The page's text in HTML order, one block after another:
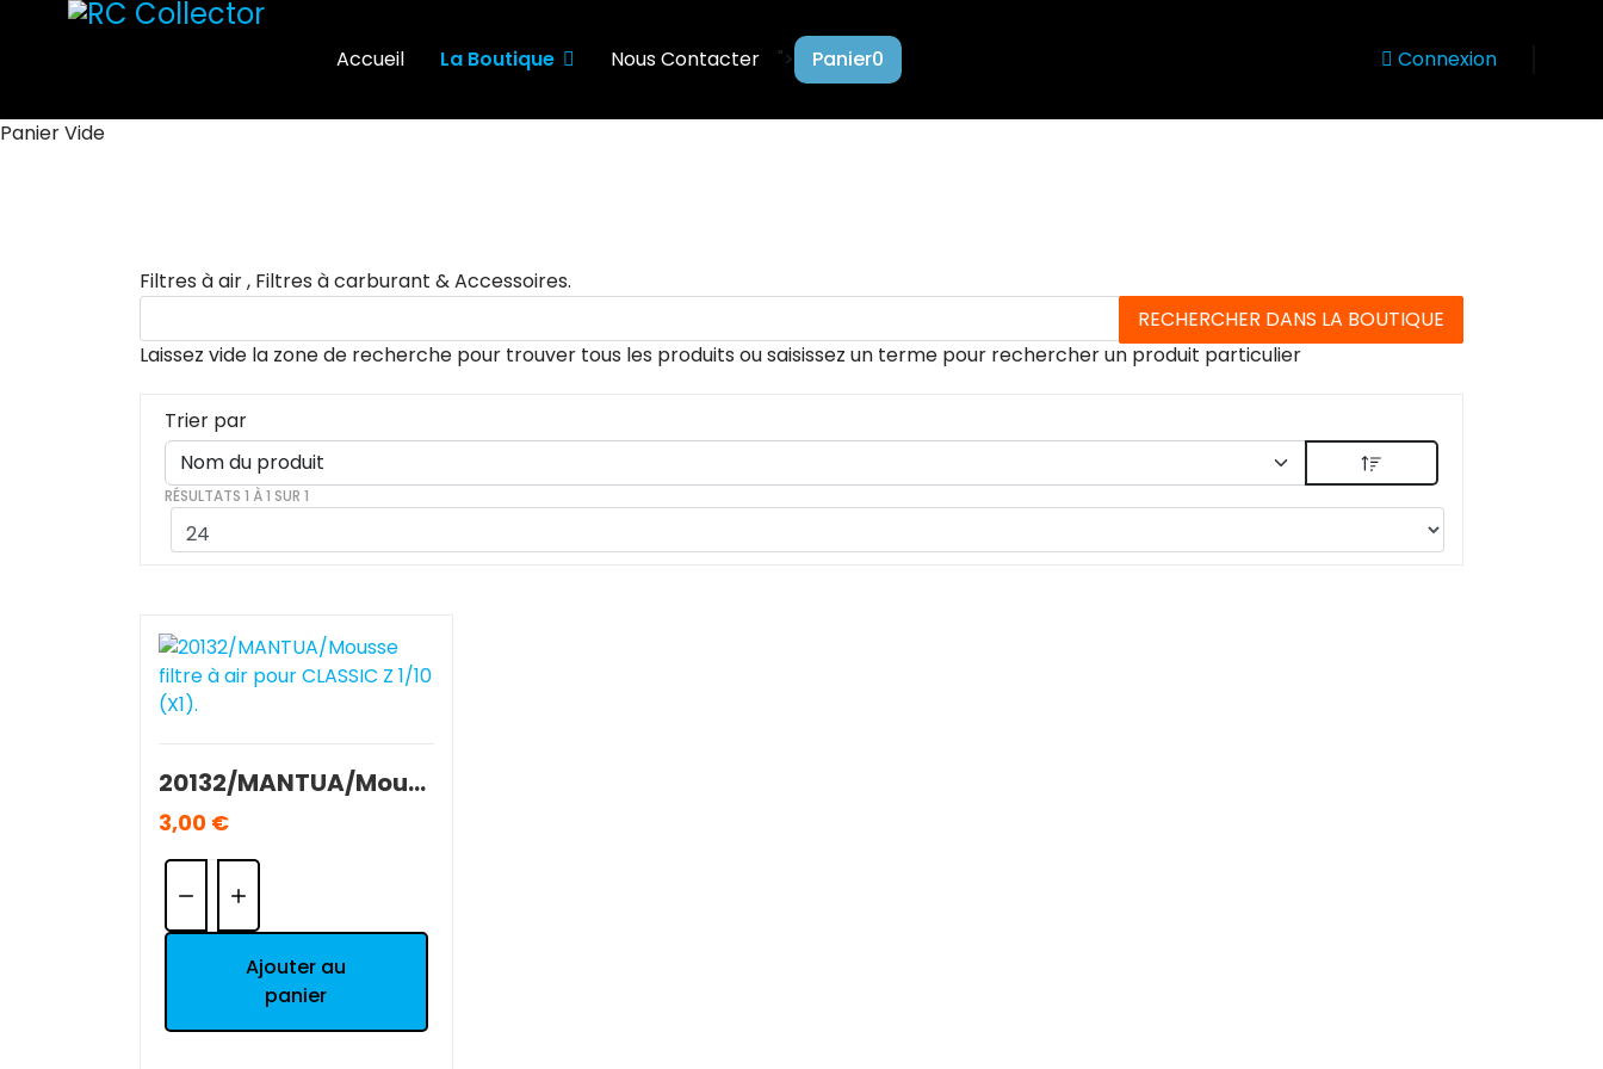
Accueil La Boutique Nous Contacter "> Panier0 Connexion
Panier Vide
Filtres à air , Filtres à carburant & Accessoires.
Laissez vide la zone de recherche pour trouver tous les produits ou saisissez un terme pour rechercher un produit particulier
Trier par
RÉSULTATS 1 À 1 SUR 1
20132/MANTUA/Mousse filtre à air pour CLASSIC Z 1/10 (X1).
3,00 €
Quantité:
Ajouter au
panier